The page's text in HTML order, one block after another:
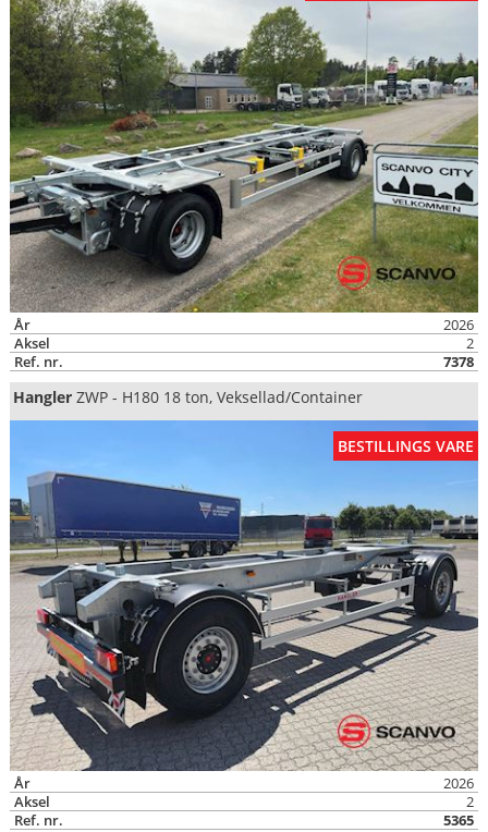
År
2026
Aksel
2
Ref. nr.
7378
HanglerZWP - H180 18 ton, Veksellad/Container
BESTILLINGS VARE
År
2026
Aksel
2
Ref. nr.
5365